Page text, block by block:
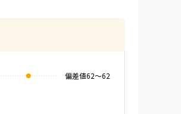
偏差値62〜62